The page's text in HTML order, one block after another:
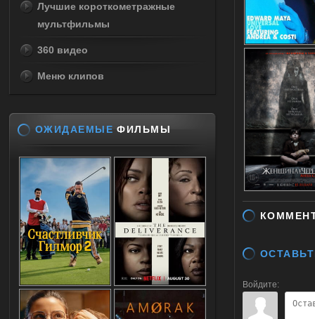
Войдите:
Лучшие короткометражные
мультфильмы
360 видео
Меню клипов
ОЖИДАЕМЫЕ ФИЛЬМЫ